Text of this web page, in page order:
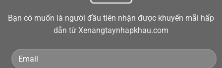
Bạn có muốn là người đầu tiên nhận được khuyến mãi hấp
dẫn từ Xenangtaynhapkhau.com